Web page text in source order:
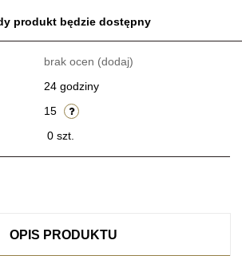
produkt będzie dostępny
brak ocen (dodaj)
24 godziny
15
0 szt.
OPIS PRODUKTU